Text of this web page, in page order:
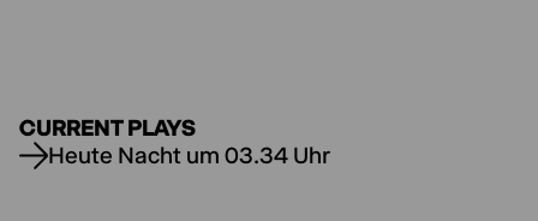
CURRENT PLAYS
Heute Nacht um 03.34 Uhr